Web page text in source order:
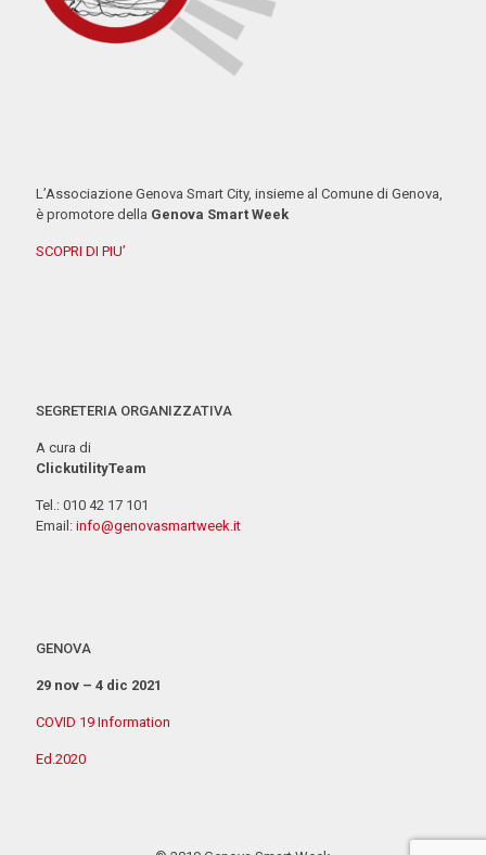
L’Associazione Genova Smart City, insieme al Comune di Genova,
è promotore della Genova Smart Week
SCOPRI DI PIU’
SEGRETERIA ORGANIZZATIVA
A cura di
ClickutilityTeam
Tel.: 010 42 17 101
Email: info@genovasmartweek.it
GENOVA
29 nov – 4 dic 2021
COVID 19 Information
Ed.2020